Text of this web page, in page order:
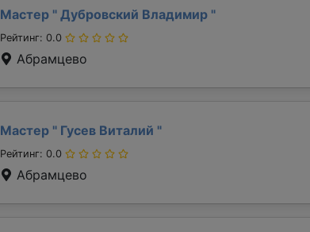
Мастер " Дубровский Владимир "
Рейтинг: 0.0
Абрамцево
Мастер " Гусев Виталий "
Рейтинг: 0.0
Абрамцево